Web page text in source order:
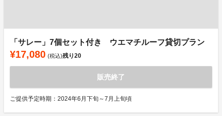
「サレー」7個セット付き ウエマチルーフ貸切プラン
¥17,080 (税込)残り20
販売終了
ご提供予定時期：2024年6月下旬～7月上旬頃